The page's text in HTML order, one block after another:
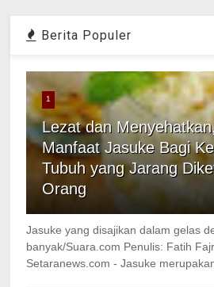
Berita Populer
1
Lezat dan
Manfaat Jasuke Bagi
Tubuh yang Jarang
Orang
Jasuke yang disajikan dalam gelas
banyak/Suara.com Penulis: Fatih
Setaranews.com - Jasuke